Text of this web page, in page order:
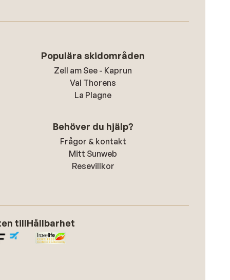
Populära skidområden
Zell am See - Kaprun
Val Thorens
La Plagne
Behöver du hjälp?
Frågor & kontakt
Mitt Sunweb
Resevillkor
tillHållbarhet